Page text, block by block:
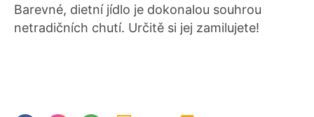
Barevné, dietní jídlo je dokonalou souhrou
netradičních chutí. Určitě si jej zamilujete!